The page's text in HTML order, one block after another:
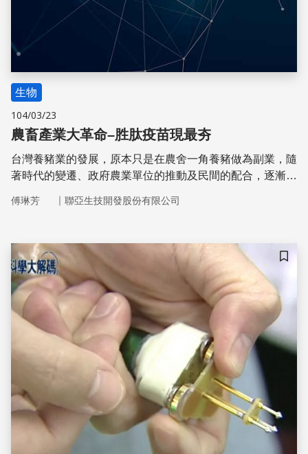
生物
104/03/23
農畜產業大革命–胜肽疫苗現最夯
台灣養豬業的發展，原本只是在農舍一角養豬做為副業，隨
著時代的變遷、政府農業單位的推動及民間的配合，逐漸成
豬隻發情期圈養管理上之問題，除種豬外，其餘之雄性豬隻
成為全球趨勢，歐洲已在2010年12月16日宣布於2012年1
月1日起逐步以替代方案取代豬隻手術去勢，並希望在2018
年1月1日以前禁止對豬隻實施手術去勢
傅琳芳 ｜ 聯亞生技開發股份有限公司
儲存